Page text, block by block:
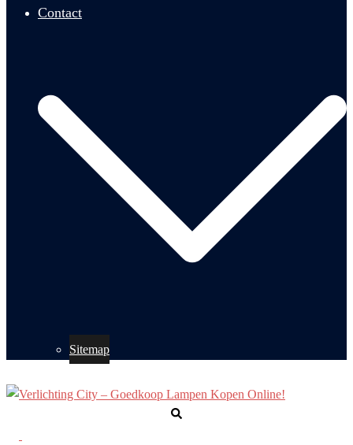
Contact
Sitemap